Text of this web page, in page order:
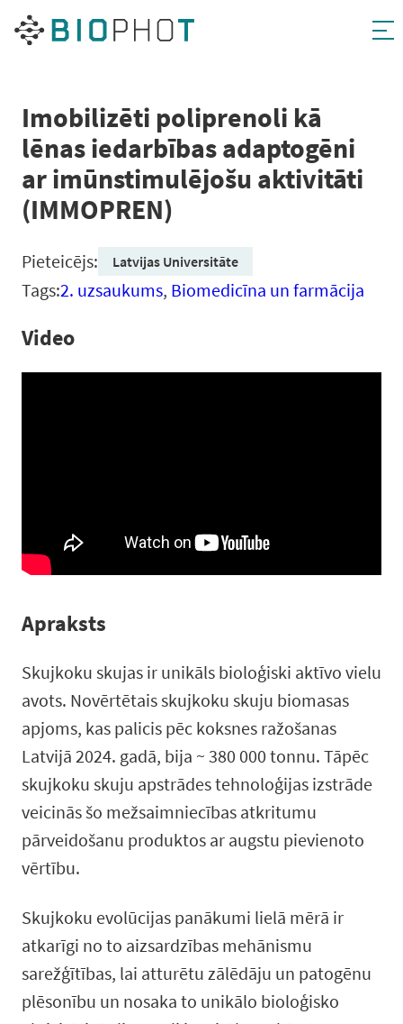
Pāriet
Imobilizēti poliprenoli kā
lēnas iedarbības adaptogēni
ar imūnstimulējošu aktivitāti
(IMMOPREN)
Pieteicējs: Latvijas Universitāte
Tags:2. uzsaukums, Biomedicīna un farmācija
Video
Apraksts
Skujkoku skujas ir unikāls bioloģiski aktīvo vielu
avots. Novērtētais skujkoku skuju biomasas
apjoms, kas palicis pēc koksnes ražošanas
Latvijā 2024. gadā, bija ~ 380 000 tonnu. Tāpēc
skujkoku skuju apstrādes tehnoloģijas izstrāde
veicinās šo mežsaimniecības atkritumu
pārveidošanu produktos ar augstu pievienoto
vērtību.
Skujkoku evolūcijas panākumi lielā mērā ir
atkarīgi no to aizsardzības mehānismu
sarežģītības, lai atturētu zālēdāju un patogēnu
plēsonību un nosaka to unikālo bioloģisko